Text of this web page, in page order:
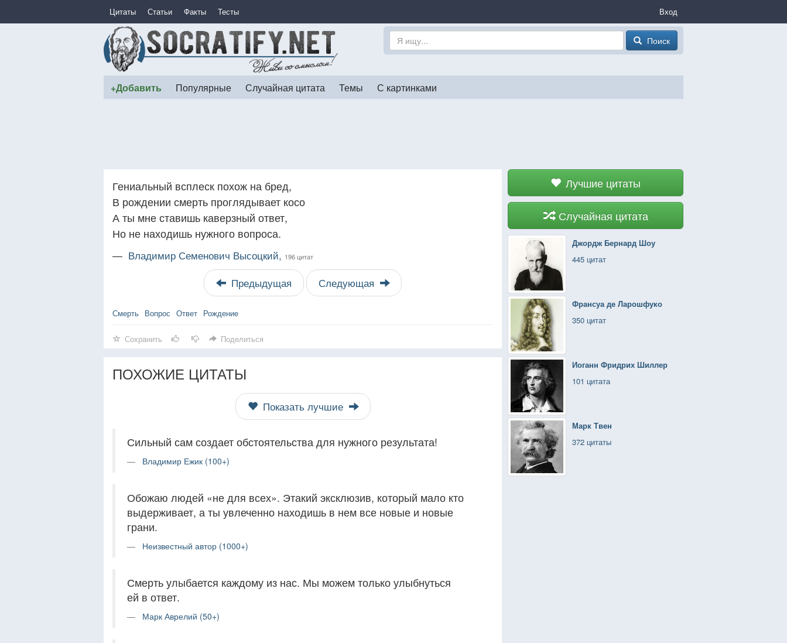
Цитаты Статьи Факты Тесты Вход
Поиск
+Добавить Популярные Случайная цитата Темы С картинками
Лучшие цитаты
Случайная цитата
Джордж Бернард Шоу
445 цитат
Франсуа де Ларошфуко
350 цитат
Иоганн Фридрих Шиллер
101 цитата
Марк Твен
372 цитаты
Гениальный всплеск похож на бред,
В рождении смерть проглядывает косо
А ты мне ставишь каверзный ответ,
Но не находишь нужного вопроса.
— Владимир Семенович Высоцкий, 196 цитат
Предыдущая Следующая
Смерть Вопрос Ответ Рождение
Сохранить Поделиться
ПОХОЖИЕ ЦИТАТЫ
Показать лучшие
Сильный сам создает обстоятельства для нужного результата!
Владимир Ежик (100+)
Обожаю людей «не для всех». Этакий эксклюзив, который мало кто
выдерживает, а ты увлеченно находишь в нем все новые и новые
грани.
Неизвестный автор (1000+)
Смерть улыбается каждому из нас. Мы можем только улыбнуться
ей в ответ.
Марк Аврелий (50+)